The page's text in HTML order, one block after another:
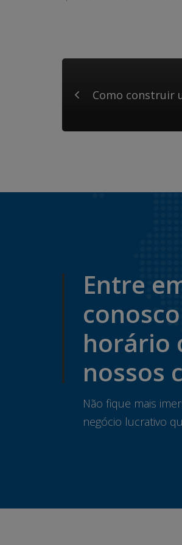
Como construir
Entre
horário
nossos
Não fique mais
negócio lucrativo